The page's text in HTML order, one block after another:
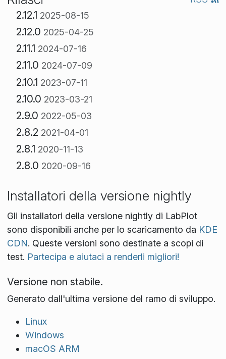
2.12.1 2025-08-15
2.12.0 2025-04-25
2.11.1 2024-07-16
2.11.0 2024-07-09
2.10.1 2023-07-11
2.10.0 2023-03-21
2.9.0 2022-05-03
2.8.2 2021-04-01
2.8.1 2020-11-13
2.8.0 2020-09-16
Installatori della versione nightly
Gli installatori della versione nightly di LabPlot
sono disponibili anche per lo scaricamento da KDE
CDN. Queste versioni sono destinate a scopi di
test. Partecipa e aiutaci a renderli migliori!
Versione non stabile.
Generato dall'ultima versione del ramo di sviluppo.
Linux
Windows
macOS ARM